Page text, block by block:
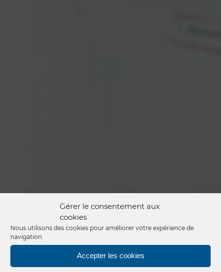
Gérer le consentement aux
cookies
Nous utilisons des cookies pour améliorer votre expérience de
navigation.
Accepter les cookies
Solutions innovantes de
nettoyage professionnel